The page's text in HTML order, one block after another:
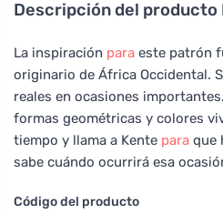
Descripción del producto
La inspiración para este patrón
originario de África Occidental.
reales en ocasiones
formas geométricas y colores
tiempo y llama a Kente para que
sabe cuándo ocurrirá esa
Código del producto